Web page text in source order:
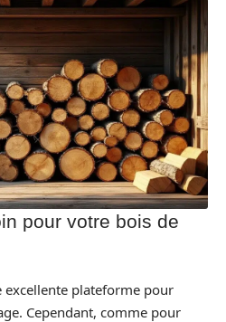
pour votre bois de
excellente plateforme pour
Cependant, comme pour